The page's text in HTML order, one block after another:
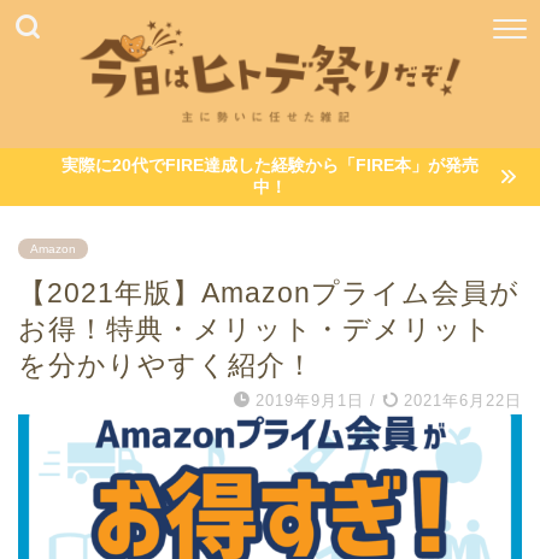
実際に20代でFIRE達成した経験から「FIRE本」が発売
中！
Amazon
【2021年版】Amazonプライム会員が
お得！特典・メリット・デメリット
を分かりやすく紹介！
2019年9月1日 / 2021年6月22日